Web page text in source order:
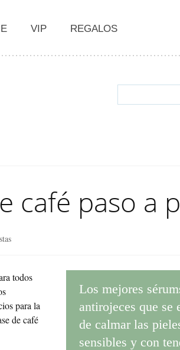
VIP REGALOS
café paso a
todos
para la
de café
Los mejores
antirojeces que se
de calmar las
sensibles y con